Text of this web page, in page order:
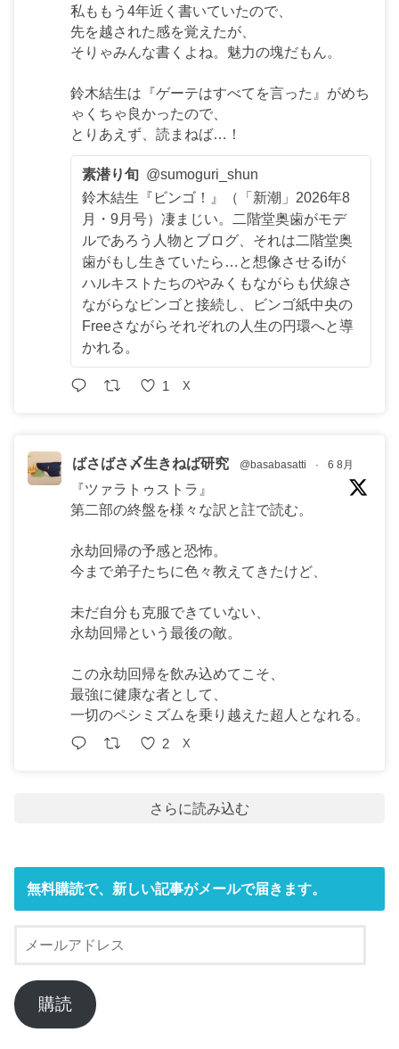
私ももう4年近く書いていたので、
先を越された感を覚えたが、
そりゃみんな書くよね。魅力の塊だもん。
鈴木結生は『ゲーテはすべてを言った』がめち
ゃくちゃ良かったので、
とりあえず、読まねば…！
素潜り旬 @sumoguri_shun
鈴木結生『ビンゴ！』（「新潮」2026年8
月・9月号）凄まじい。二階堂奥歯がモデ
ルであろう人物とブログ、それは二階堂奥
歯がもし生きていたら…と想像させるifが
ハルキストたちのやみくもながらも伏線さ
ながらなビンゴと接続し、ビンゴ紙中央の
Freeさながらそれぞれの人生の円環へと導
かれる。
1 X
ばさばさ〆生きねば研究 @basabasatti · 6 8月
『ツァラトゥストラ』
第二部の終盤を様々な訳と註で読む。
永劫回帰の予感と恐怖。
今まで弟子たちに色々教えてきたけど、
未だ自分も克服できていない、
永劫回帰という最後の敵。
この永劫回帰を飲み込めてこそ、
最強に健康な者として、
一切のペシミズムを乗り越えた超人となれる。
2 X
さらに読み込む
無料購読で、新しい記事がメールで届きます。
ー
ア
ド
購読